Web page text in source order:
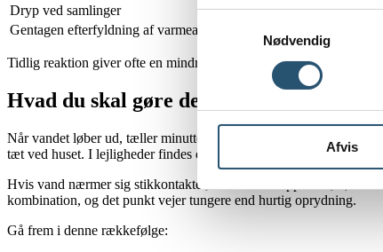
Nødvendig
Afvis
Dryp ved samlinger
Slid, spændinger eller
Gentagen efterfyldning af varmeanlæg
Tidlig reaktion giver ofte en mindre reparation og færre følgeskader.
Hvad du skal gøre de første 30 minutter
Når vandet løber ud, tæller minutterne. Dit første mål er ikke at
tæt ved huset. I lejligheder findes der også ofte lokale
Hvis vand nærmer sig stikkontakter, eltavle eller apparater, bør
kombination, og det punkt vejer tungere end hurtig oprydning.
Gå frem i denne rækkefølge: